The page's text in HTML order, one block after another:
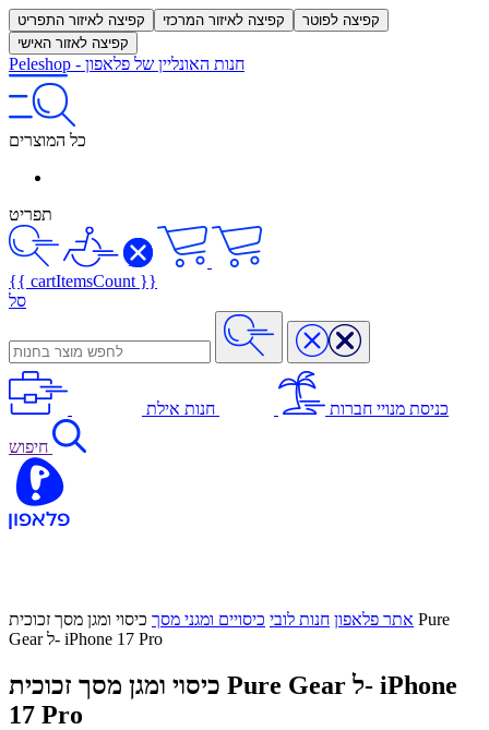
קפיצה לאיזור התפריט קפיצה לאיזור המרכזי
קפיצה לפוטר
קפיצה לאזור האישי
Peleshop - חנות האונליין של פלאפון
כל המוצרים
תפריט
{{ cartItemsCount }}
סל
כניסת מנויי חברות חנות אילת
חיפוש
אתר פלאפון חנות לובי כיסויים ומגני מסך כיסוי ומגן מסך זכוכית Pure
Gear ל- iPhone 17 Pro
כיסוי ומגן מסך זכוכית Pure Gear ל- iPhone
17 Pro